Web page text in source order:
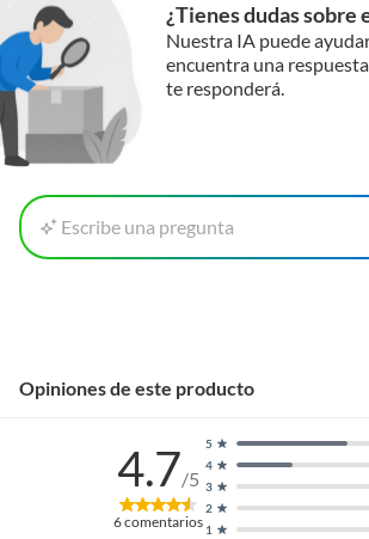
¿Tienes dudas sobre
Nuestra IA puede
encuentra una
te responderá.
Escribe una pregunta
Opiniones de este producto
4.7/5
6comentarios 1
2
3
4
5